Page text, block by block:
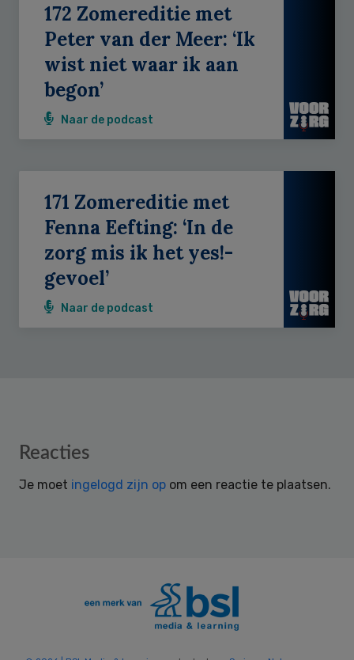
172 Zomereditie met
Peter van der Meer: ‘Ik
wist niet waar ik aan
begon’
Naar de podcast
171 Zomereditie met
Fenna Eefting: ‘In de
zorg mis ik het yes!-
gevoel’
Naar de podcast
Reader
Reacties
Je moet ingelogd zijn op om een reactie te plaatsen.